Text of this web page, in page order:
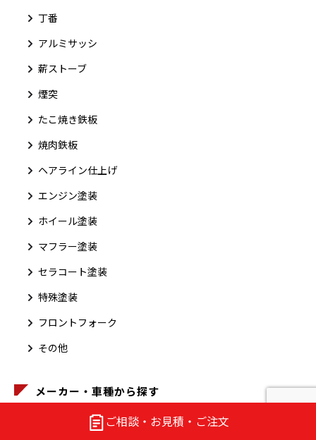
ご相談・お見積・ご注文
丁番
アルミサッシ
薪ストーブ
煙突
たこ焼き鉄板
焼肉鉄板
ヘアライン仕上げ
エンジン塗装
ホイール塗装
マフラー塗装
セラコート塗装
特殊塗装
フロントフォーク
その他
メーカー・車種から探す
ヤマハ SR400